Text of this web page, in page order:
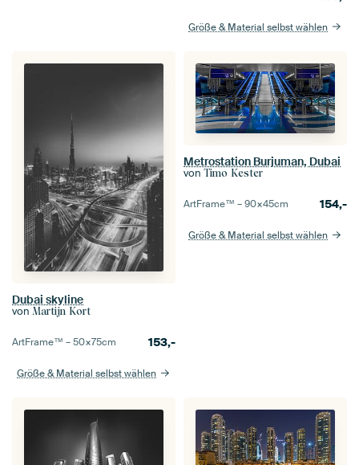
Größe & Material selbst wählen
Dubai skyline
von Martijn Kort
ArtFrame™ –50×75cm 153,-
Größe & Material selbst wählen
Metrostation Burjuman, Dubai
von Timo Kester
ArtFrame™ –90×45cm 154,-
Größe & Material selbst wählen